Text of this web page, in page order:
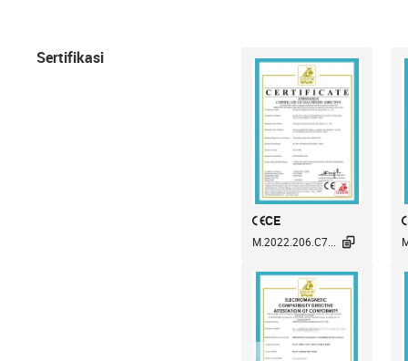
Sertifikasi
CE
M.2022.206.C7... 